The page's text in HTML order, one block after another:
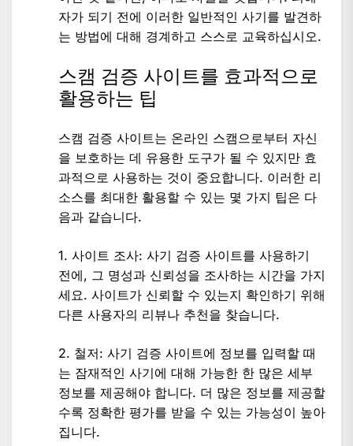
자가 되기 전에 이러한 일반적인 사기를 발견하
는 방법에 대해 경계하고 스스로 교육하십시오.
스캠 검증 사이트를 효과적으로
활용하는 팁
스캠 검증 사이트는 온라인 스캠으로부터 자신
을 보호하는 데 유용한 도구가 될 수 있지만 효
과적으로 사용하는 것이 중요합니다. 이러한 리
소스를 최대한 활용할 수 있는 몇 가지 팁은 다
음과 같습니다.
1. 사이트 조사: 사기 검증 사이트를 사용하기
전에, 그 명성과 신뢰성을 조사하는 시간을 가지
세요. 사이트가 신뢰할 수 있는지 확인하기 위해
다른 사용자의 리뷰나 추천을 찾습니다.
2. 철저: 사기 검증 사이트에 정보를 입력할 때
는 잠재적인 사기에 대해 가능한 한 많은 세부
정보를 제공해야 합니다. 더 많은 정보를 제공할
수록 정확한 평가를 받을 수 있는 가능성이 높아
집니다.